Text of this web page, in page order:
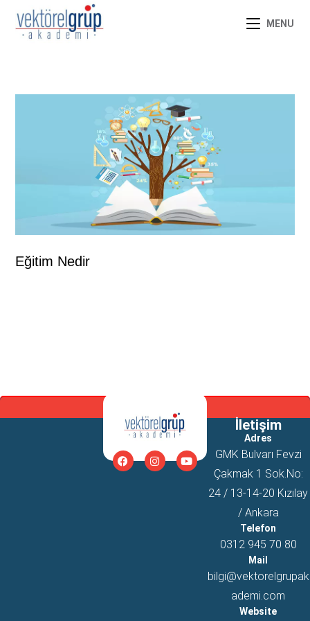
MENU
Eğitim Nedir
İletişim
Adres
GMK Bulvarı Fevzi
Çakmak 1 Sok.No:
24 / 13-14-20 Kızılay
/ Ankara
Telefon
0312 945 70 80
Mail
bilgi@vektorelgrupak
ademi.com
Website